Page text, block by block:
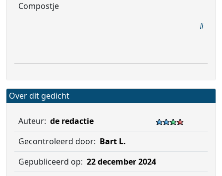
Compostje
Over dit gedicht
Auteur: de redactie
Gecontroleerd door: Bart L.
Gepubliceerd op: 22 december 2024